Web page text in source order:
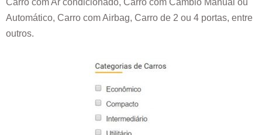
Automático, Carro com Airbag, Carro de 2 ou 4 portas, entre
outros.